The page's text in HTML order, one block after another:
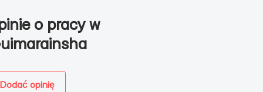
o pracy w
Dodać opinię